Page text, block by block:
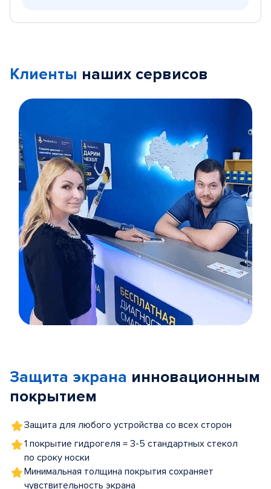
Клиенты наших сервисов
5
Защита экрана инновационным
покрытием
Защита для любого устройства со всех сторон
1 покрытие гидрогеля = 3-5 стандартных стекол
по сроку носки
Минимальная толщина покрытия сохраняет
чувствительность экрана